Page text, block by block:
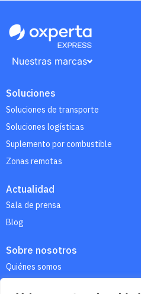
Nuestras marcas
Soluciones
Soluciones de transporte
Soluciones logísticas
Suplemento por combustible
Zonas remotas
Actualidad
Sala de prensa
Blog
Sobre nosotros
Quiénes somos